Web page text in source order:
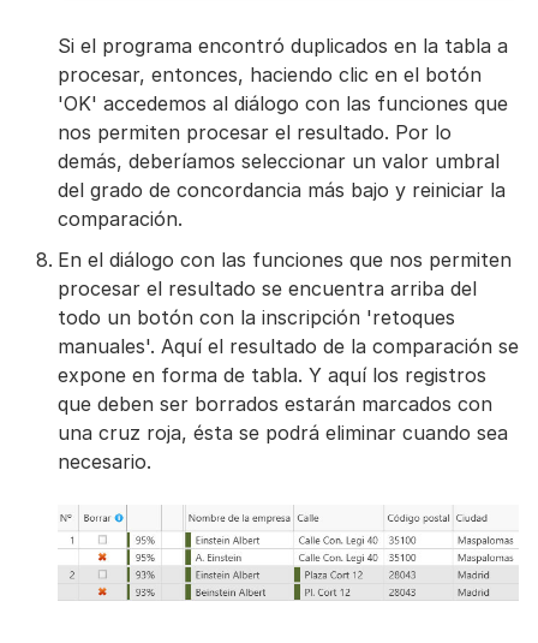
Si el programa encontró duplicados en la tabla a
procesar, entonces, haciendo clic en el botón
'OK' accedemos al diálogo con las funciones que
nos permiten procesar el resultado. Por lo
demás, deberíamos seleccionar un valor umbral
del grado de concordancia más bajo y reiniciar la
comparación.
En el diálogo con las funciones que nos permiten
procesar el resultado se encuentra arriba del
todo un botón con la inscripción 'retoques
manuales'. Aquí el resultado de la comparación se
expone en forma de tabla. Y aquí los registros
que deben ser borrados estarán marcados con
una cruz roja, ésta se podrá eliminar cuando sea
necesario.